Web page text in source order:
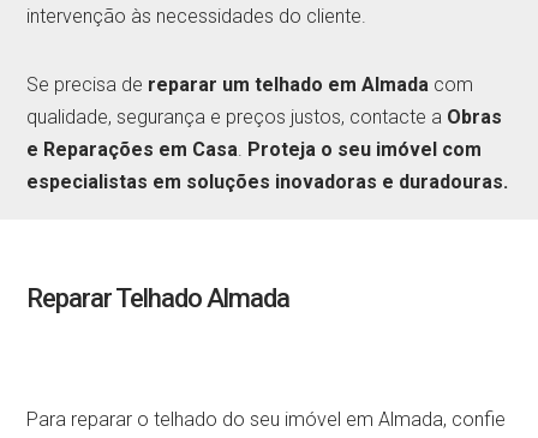
intervenção às necessidades do cliente.
Se precisa de reparar um telhado em Almada com
qualidade, segurança e preços justos, contacte a Obras
e Reparações em Casa Proteja o seu imóvel com
especialistas em soluções inovadoras e duradouras.
Reparar Telhado Almada
Para reparar o telhado do seu imóvel em Almada, confie